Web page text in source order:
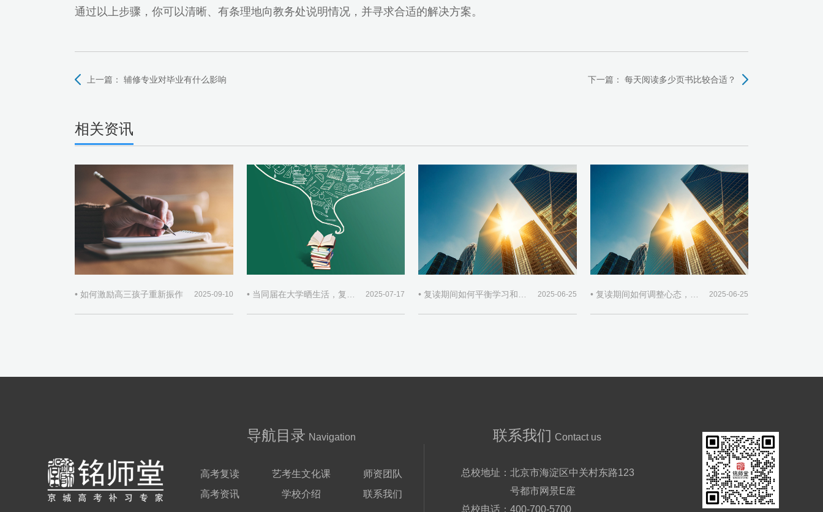
通过以上步骤，你可以清晰、有条理地向教务处说明情况，并寻求合适的解决方案。
上一篇： 辅修专业对毕业有什么影响 下一篇： 每天阅读多少页书比较合适？
相关资讯
• 如何激励高三孩子重新振作 2025-09-10 2025-07-17 2025-06-25 2025-06-25
导航目录 Navigation
高考复读 艺考生文化课
师资团队
高考资讯
学校介绍 联系我们
联系我们 Contact us
总校地址： 北京市海淀区中关村东路123
号都市网景E座
总校电话： 400-700-5700